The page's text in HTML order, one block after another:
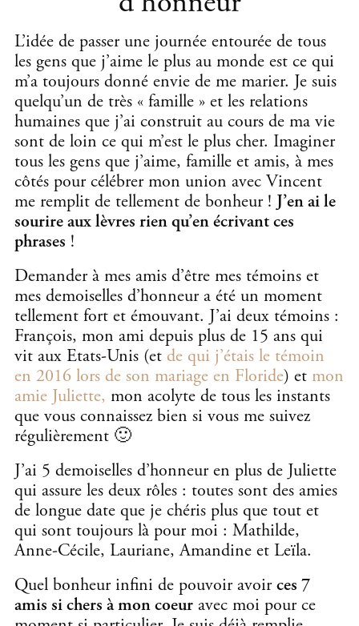
L’idée de passer une journée entourée de tous
les gens que j’aime le plus au monde est ce qui
m’a toujours donné envie de me marier. Je suis
quelqu’un de très « famille » et les relations
humaines que j’ai construit au cours de ma vie
sont de loin ce qui m’est le plus cher. Imaginer
tous les gens que j’aime, famille et amis, à mes
côtés pour célébrer mon union avec Vincent
me remplit de tellement de bonheur ! J’en ai le
sourire aux lèvres rien qu’en écrivant ces
phrases !
Demander à mes amis d’être mes témoins et
mes demoiselles d’honneur a été un moment
tellement fort et émouvant. J’ai deux témoins :
François, mon ami depuis plus de 15 ans qui
vit aux Etats-Unis (et de qui j’étais le témoin
en 2016 lors de son mariage en Floride) et mon
amie Juliette, mon acolyte de tous les instants
que vous connaissez bien si vous me suivez
régulièrement 🙂
J’ai 5 demoiselles d’honneur en plus de Juliette
qui assure les deux rôles : toutes sont des amies
de longue date que je chéris plus que tout et
qui sont toujours là pour moi : Mathilde,
Anne-Cécile, Lauriane, Amandine et Leïla.
Quel bonheur infini de pouvoir avoir ces 7
amis si chers à mon coeur avec moi pour ce